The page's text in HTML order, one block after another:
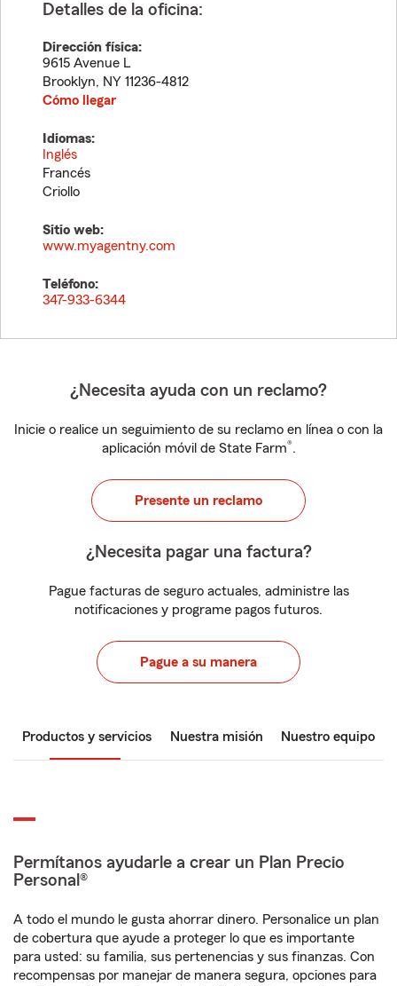
Detalles de la oficina:
Dirección física:
9615 Avenue L
Brooklyn, NY 11236-4812
Cómo llegar
Idiomas:
Inglés
Francés
Criollo
Sitio web:
www.myagentny.com
Teléfono:
347-933-6344
¿Necesita ayuda con un reclamo?
Inicie o realice un seguimiento de su reclamo en línea o con la
aplicación móvil de State Farm®.
Presente un reclamo
¿Necesita pagar una factura?
Pague facturas de seguro actuales, administre las
notificaciones y programe pagos futuros.
Pague a su manera
Productos y servicios Nuestra misión Nuestro equipo
Permítanos ayudarle a crear un Plan Precio
Personal®
A todo el mundo le gusta ahorrar dinero. Personalice un plan
de cobertura que ayude a proteger lo que es importante
para usted: su familia, sus pertenencias y sus finanzas. Con
recompensas por manejar de manera segura, opciones para